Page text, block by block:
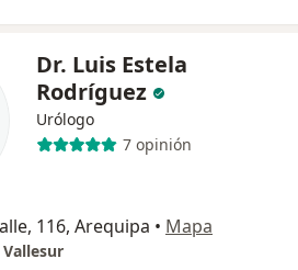
Dr. Luis Estela
Rodríguez
Urólogo
7 opinión
116, Arequipa • Mapa